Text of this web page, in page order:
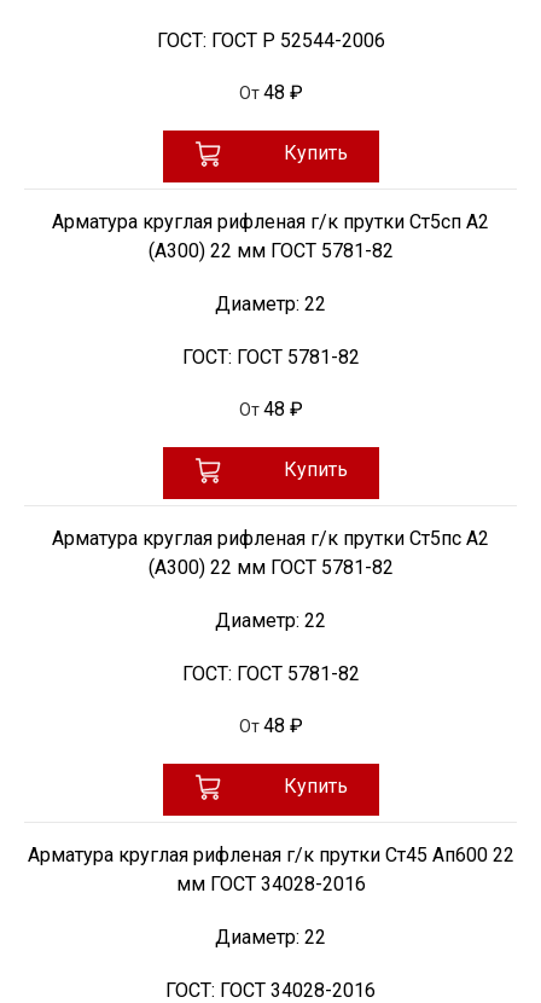
ГОСТ: ГОСТ Р 52544-2006
От 48 ₽
Купить
Арматура круглая рифленая г/к прутки Ст5сп А2
(А300) 22 мм ГОСТ 5781-82
Диаметр: 22
ГОСТ: ГОСТ 5781-82
От 48 ₽
Купить
Арматура круглая рифленая г/к прутки Ст5пс А2
(А300) 22 мм ГОСТ 5781-82
Диаметр: 22
ГОСТ: ГОСТ 5781-82
От 48 ₽
Купить
Арматура круглая рифленая г/к прутки Ст45 Ап600 22
мм ГОСТ 34028-2016
Диаметр: 22
ГОСТ: ГОСТ 34028-2016